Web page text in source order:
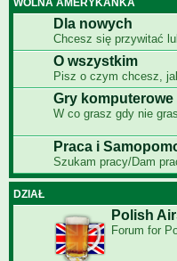
WOLNA AMERYKANKA
Dla nowych
Chcesz się przywitać
O wszystkim
Pisz o czym chcesz,
Gry komputerowe
W co grasz gdy nie
Praca i
Szukam pracy/Dam
DZIAŁ
Polish
Forum for